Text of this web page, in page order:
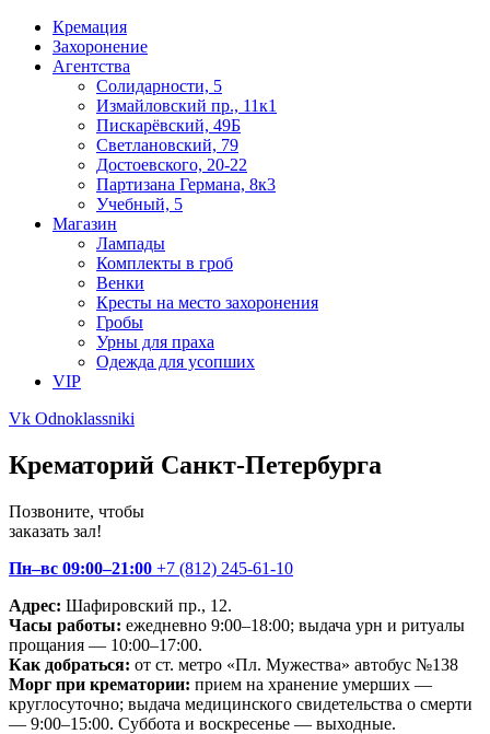
Кремация
Захоронение
Агентства
Солидарности, 5
Измайловский пр., 11к1
Пискарёвский, 49Б
Светлановский, 79
Достоевского, 20-22
Партизана Германа, 8к3
Учебный, 5
Магазин
Лампады
Комплекты в гроб
Венки
Кресты на место захоронения
Гробы
Урны для праха
Одежда для усопших
VIP
Vk Odnoklassniki
Крематорий Санкт-Петербурга
Позвоните, чтобы
заказать зал!
Пн–вс 09:00–21:00 +7 (812) 245‑61‑10
Адрес: Шафировский пр., 12.
Часы работы: ежедневно 9:00–18:00; выдача урн и ритуалы
прощания — 10:00–17:00.
Как добраться: от ст. метро «Пл. Мужества» автобус №138
Морг при крематории: прием на хранение умерших —
круглосуточно; выдача медицинского свидетельства о смерти
— 9:00–15:00. Суббота и воскресенье — выходные.